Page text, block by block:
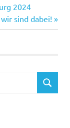
2024
sind dabei!
SUCHEN